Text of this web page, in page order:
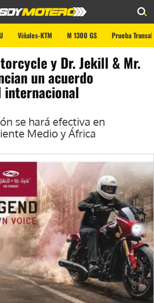
Viñales-KTM M 1300 GS Prueba
y Dr. Jekill & Mr.
un acuerdo
internacional
se hará efectiva en
Medio y África